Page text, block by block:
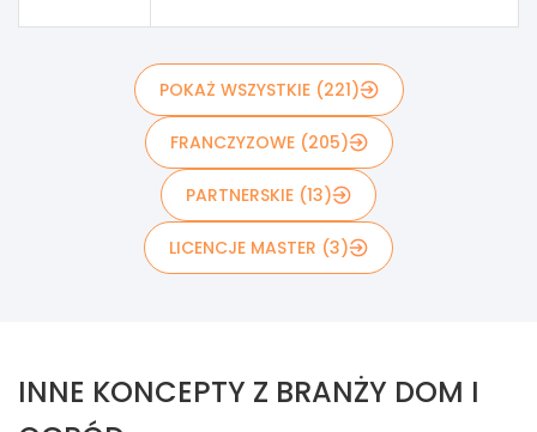
POKAŻ WSZYSTKIE (221)
FRANCZYZOWE (205)
PARTNERSKIE (13)
LICENCJE MASTER (3)
INNE KONCEPTY Z BRANŻY DOM I